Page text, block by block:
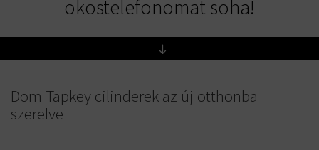
okostelefonomat soha!
Dom Tapkey cilinderek az új otthonba
szerelve